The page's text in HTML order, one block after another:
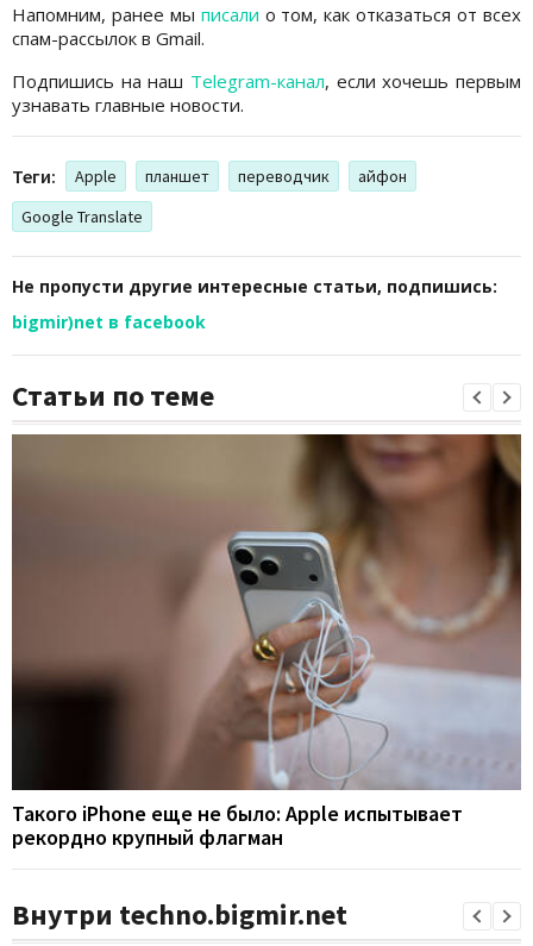
Напомним, ранее мы писали о том, как отказаться от всех
спам-рассылок в Gmail.
Подпишись на наш Telegram-канал, если хочешь первым
узнавать главные новости.
Теги: Apple планшет переводчик
айфон
Google Translate
Не пропусти другие интересные статьи, подпишись:
bigmir)net в facebook
Статьи по теме
Такого iPhone еще не было: Apple испытывает
рекордно крупный флагман
Внутри techno.bigmir.net